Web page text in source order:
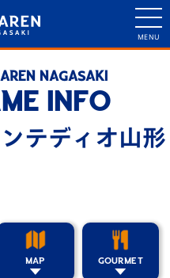
NAGASAKI
INFO
テディオ山形
MAP GOURMET